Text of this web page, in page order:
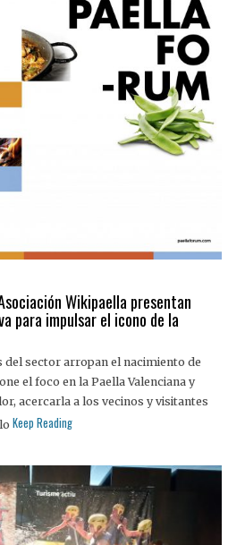
Wikipaella presentan
para impulsar el icono de la
sector arropan el nacimiento de
el foco en la Paella Valenciana y
acercarla a los vecinos y visitantes
Keep Reading